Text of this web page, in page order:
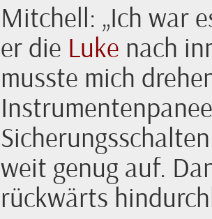
Mitchell: Ich war
er die Luke nach
musste mich
weit genug auf.
rückwärts